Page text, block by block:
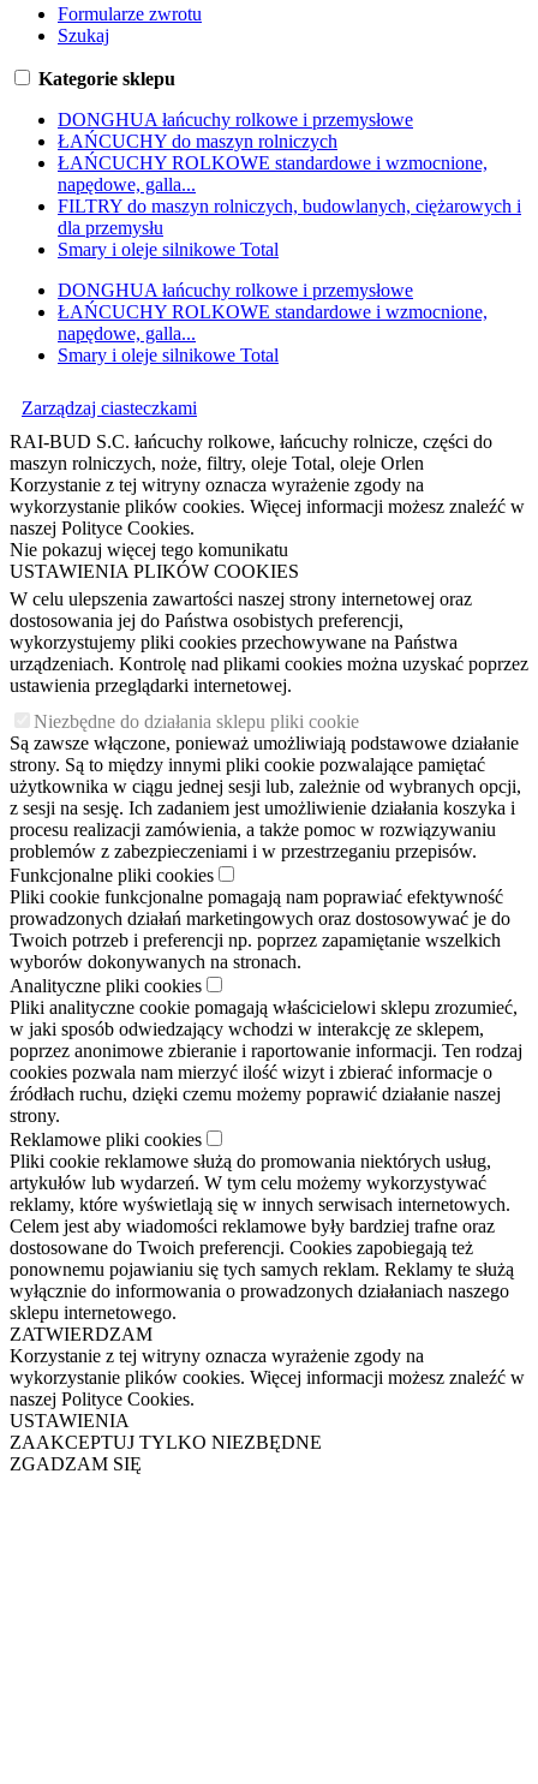
Formularze zwrotu
Szukaj
Kategorie sklepu
DONGHUA łańcuchy rolkowe i przemysłowe
ŁAŃCUCHY do maszyn rolniczych
ŁAŃCUCHY ROLKOWE standardowe i wzmocnione,
napędowe, galla...
FILTRY do maszyn rolniczych, budowlanych, ciężarowych i
dla przemysłu
Smary i oleje silnikowe Total
DONGHUA łańcuchy rolkowe i przemysłowe
ŁAŃCUCHY ROLKOWE standardowe i wzmocnione,
napędowe, galla...
Smary i oleje silnikowe Total
Zarządzaj ciasteczkami
RAI-BUD S.C. łańcuchy rolkowe, łańcuchy rolnicze, części do
maszyn rolniczych, noże, filtry, oleje Total, oleje Orlen
Korzystanie z tej witryny oznacza wyrażenie zgody na
wykorzystanie plików cookies. Więcej informacji możesz znaleźć w
naszej Polityce Cookies.
Nie pokazuj więcej tego komunikatu
USTAWIENIA PLIKÓW COOKIES
W celu ulepszenia zawartości naszej strony internetowej oraz
dostosowania jej do Państwa osobistych preferencji,
wykorzystujemy pliki cookies przechowywane na Państwa
urządzeniach. Kontrolę nad plikami cookies można uzyskać poprzez
ustawienia przeglądarki internetowej.
Niezbędne do działania sklepu pliki cookie
Są zawsze włączone, ponieważ umożliwiają podstawowe działanie
strony. Są to między innymi pliki cookie pozwalające pamiętać
użytkownika w ciągu jednej sesji lub, zależnie od wybranych opcji,
z sesji na sesję. Ich zadaniem jest umożliwienie działania koszyka i
procesu realizacji zamówienia, a także pomoc w rozwiązywaniu
problemów z zabezpieczeniami i w przestrzeganiu przepisów.
Funkcjonalne pliki cookies
Pliki cookie funkcjonalne pomagają nam poprawiać efektywność
prowadzonych działań marketingowych oraz dostosowywać je do
Twoich potrzeb i preferencji np. poprzez zapamiętanie wszelkich
wyborów dokonywanych na stronach.
Analityczne pliki cookies
Pliki analityczne cookie pomagają właścicielowi sklepu zrozumieć,
w jaki sposób odwiedzający wchodzi w interakcję ze sklepem,
poprzez anonimowe zbieranie i raportowanie informacji. Ten rodzaj
cookies pozwala nam mierzyć ilość wizyt i zbierać informacje o
źródłach ruchu, dzięki czemu możemy poprawić działanie naszej
strony.
Reklamowe pliki cookies
Pliki cookie reklamowe służą do promowania niektórych usług,
artykułów lub wydarzeń. W tym celu możemy wykorzystywać
reklamy, które wyświetlają się w innych serwisach internetowych.
Celem jest aby wiadomości reklamowe były bardziej trafne oraz
dostosowane do Twoich preferencji. Cookies zapobiegają też
ponownemu pojawianiu się tych samych reklam. Reklamy te służą
wyłącznie do informowania o prowadzonych działaniach naszego
sklepu internetowego.
ZATWIERDZAM
Korzystanie z tej witryny oznacza wyrażenie zgody na
wykorzystanie plików cookies. Więcej informacji możesz znaleźć w
naszej Polityce Cookies.
USTAWIENIA
ZAAKCEPTUJ TYLKO NIEZBĘDNE
ZGADZAM SIĘ